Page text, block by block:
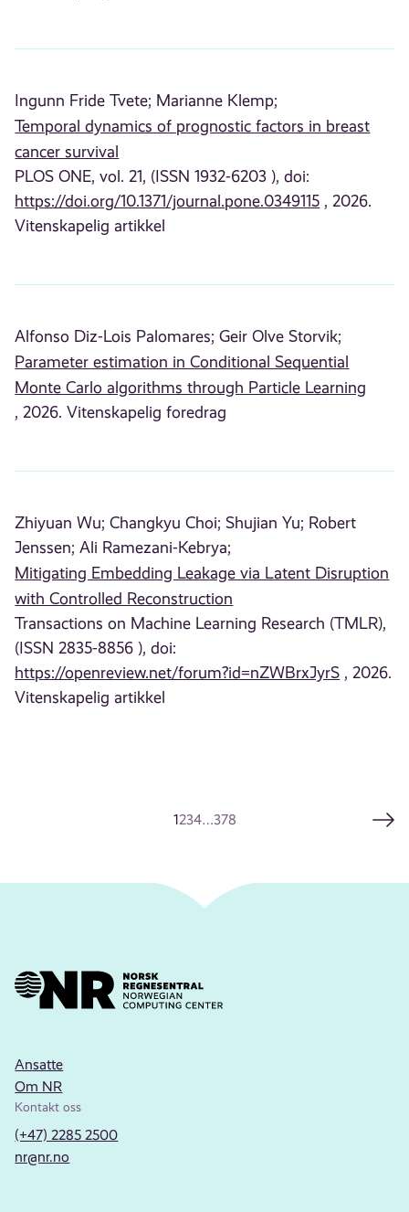
Ingunn Fride Tvete; Marianne Klemp;
Temporal dynamics of prognostic factors in breast
cancer survival
PLOS ONE, vol. 21, (ISSN 1932-6203 ), doi:
https://doi.org/10.1371/journal.pone.0349115 , 2026.
Vitenskapelig artikkel
Alfonso Diz-Lois Palomares; Geir Olve Storvik;
Parameter estimation in Conditional Sequential
Monte Carlo algorithms through Particle Learning
, 2026. Vitenskapelig foredrag
Zhiyuan Wu; Changkyu Choi; Shujian Yu; Robert
Jenssen; Ali Ramezani-Kebrya;
Mitigating Embedding Leakage via Latent Disruption
with Controlled Reconstruction
Transactions on Machine Learning Research (TMLR),
(ISSN 2835-8856 ), doi:
https://openreview.net/forum?id=nZWBrxJyrS , 2026.
Vitenskapelig artikkel
1234…378
Ansatte
Om NR
Kontakt oss
(+47) 2285 2500
nr@nr.no